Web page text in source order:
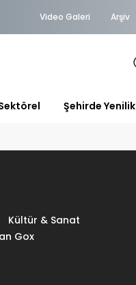
Video Galeri Arşiv
Şehirde Yenilik
Kültür & Sanat
Gox